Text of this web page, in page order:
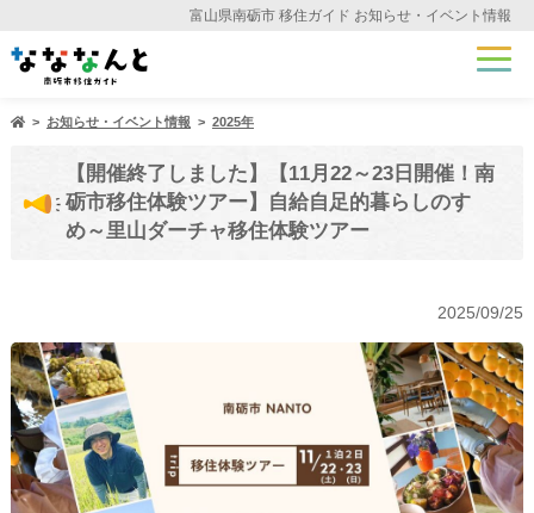
富山県南砺市 移住ガイド お知らせ・イベント情報
お知らせ・イベント情報 2025年
【開催終了しました】【11月22～23日開催！南
砺市移住体験ツアー】自給自足的暮らしのすゝ
め～里山ダーチャ移住体験ツアー
2025/09/25